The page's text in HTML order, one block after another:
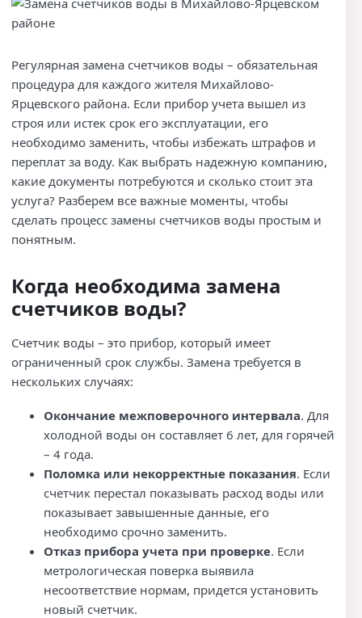
Регулярная замена счетчиков воды – обязательная
процедура для каждого жителя Михайлово-
Ярцевского района. Если прибор учета вышел из
строя или истек срок его эксплуатации, его
необходимо заменить, чтобы избежать штрафов и
переплат за воду. Как выбрать надежную компанию,
какие документы потребуются и сколько стоит эта
услуга? Разберем все важные моменты, чтобы
сделать процесс замены счетчиков воды простым и
понятным.
Когда необходима замена
счетчиков воды?
Счетчик воды – это прибор, который имеет
ограниченный срок службы. Замена требуется в
нескольких случаях:
Окончание межповерочного интервала. Для
холодной воды он составляет 6 лет, для горячей
– 4 года.
Поломка или некорректные показания. Если
счетчик перестал показывать расход воды или
показывает завышенные данные, его
необходимо срочно заменить.
Отказ прибора учета при проверке. Если
метрологическая поверка выявила
несоответствие нормам, придется установить
новый счетчик.